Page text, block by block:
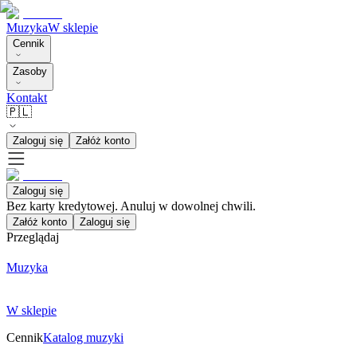
MuzykaW sklepie
Cennik
Zasoby
Kontakt
🇵🇱
Zaloguj się Załóż konto
Zaloguj się
Bez karty kredytowej. Anuluj w dowolnej chwili.
Załóż konto Zaloguj się
Przeglądaj
Muzyka
W sklepie
CennikKatalog muzyki